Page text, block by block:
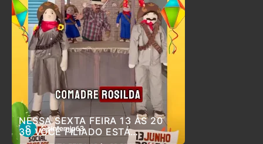
NESSA SEXTA FEIRA 13 ÀS 20
30 VOCÊ FILIADO ESTÁ